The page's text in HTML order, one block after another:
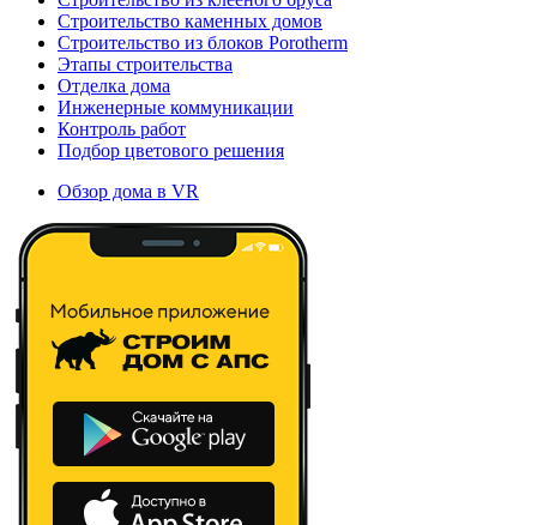
Строительство каменных домов
Строительство из блоков Porotherm
Этапы строительства
Отделка дома
Инженерные коммуникации
Контроль работ
Подбор цветового решения
Обзор дома в VR